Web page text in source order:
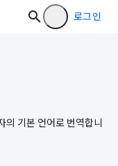
로그인
기본 언어로 번역합니